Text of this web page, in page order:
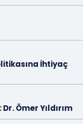
İhtiyaç
Ömer Yıldırım